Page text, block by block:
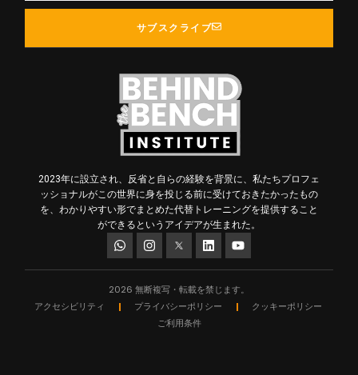
サブスクライブ
2023年に設立され、反省と自らの経験を背景に、私たちプロフェ
ッショナルがこの世界に身を投じる前に受けておきたかったもの
を、わかりやすい形でまとめた代替トレーニングを提供すること
ができるというアイデアが生まれた。
2026 無断複写・転載を禁じます。
アクセシビリティ
プライバシーポリシー
クッキーポリシー
ご利用条件